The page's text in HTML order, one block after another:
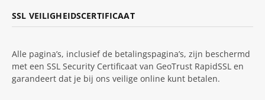
SSL VEILIGHEIDSCERTIFICAAT
Alle pagina’s, inclusief de betalingspagina’s, zijn beschermd
met een SSL Security Certificaat van GeoTrust RapidSSL en
garandeert dat je bij ons veilige online kunt betalen.